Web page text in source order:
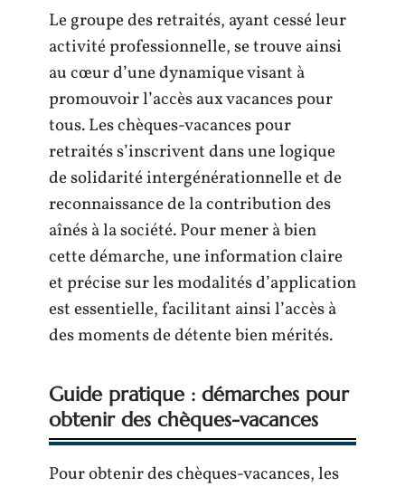
Le groupe des retraités, ayant cessé leur
activité professionnelle, se trouve ainsi
au cœur d’une dynamique visant à
promouvoir l’accès aux vacances pour
tous. Les chèques-vacances pour
retraités s’inscrivent dans une logique
de solidarité intergénérationnelle et de
reconnaissance de la contribution des
aînés à la société. Pour mener à bien
cette démarche, une information claire
et précise sur les modalités d’application
est essentielle, facilitant ainsi l’accès à
des moments de détente bien mérités.
Guide pratique : démarches pour
obtenir des chèques-vacances
Pour obtenir des chèques-vacances, les